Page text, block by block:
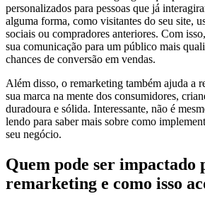
personalizados para pessoas que já
alguma forma, como visitantes do seu site,
sociais ou compradores anteriores. Com
sua comunicação para um público mais
chances de conversão em vendas.
Além disso, o remarketing também ajuda a
sua marca na mente dos consumidores,
duradoura e sólida. Interessante, não é
lendo para saber mais sobre como
seu negócio.
Quem pode ser impactado
remarketing e como isso